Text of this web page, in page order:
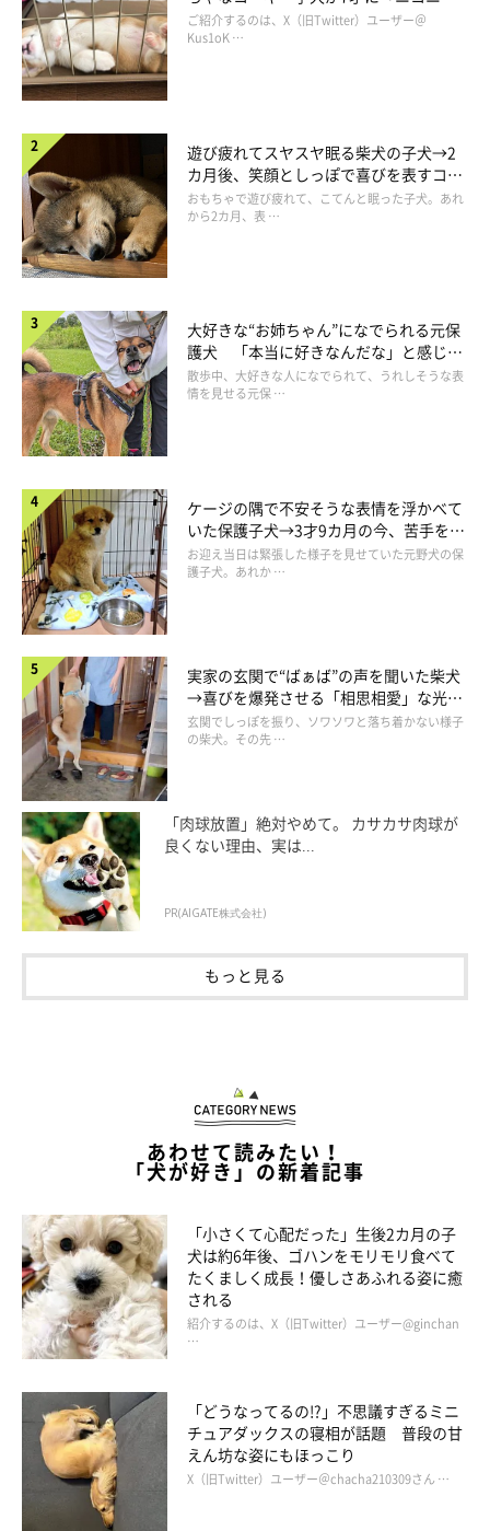
様子。
@charles.0531
ケージの中でリラックスして寝ていた、シャルルくん。飼い主さ
んは「ただボール遊びで体力を使い果たしてしまい、疲労感でい
っぱいだっただけかも（笑）」
シャルルくんの姿を見てほっこりした気持ちになったようです。
@charles.0531
現在、生後5カ月（取材時）のシャルルくん。先ほど紹介したエ
コ“コーギースマイル”が魅力のコに成
長！
ご紹介するのは、X（旧Twitter）ユーザー＠
Kus1oK …
遊び疲れてスヤスヤ眠る柴犬の子犬→2
カ月後、笑顔としっぽで喜びを表すコに
成長！
おもちゃで遊び疲れて、こてんと眠った子犬。あれ
から2カ月、表 …
大好きな“お姉ちゃん”になでられる元保
護犬 「本当に好きなんだな」と感じる
表情にほっこり
散歩中、大好きな人になでられて、うれしそうな表
情を見せる元保 …
ケージの隅で不安そうな表情を浮かべて
いた保護子犬→3才9カ月の今、苦手を克
服し頼もしいコに成長！
お迎え当日は緊張した様子を見せていた元野犬の保
護子犬。あれか …
実家の玄関で“ばぁば”の声を聞いた柴犬
→喜びを爆発させる「相思相愛」な光景
にほっこり
玄関でしっぽを振り、ソワソワと落ち着かない様子
の柴犬。その先 …
「肉球放置」絶対やめて。 カサカサ肉球が
良くない理由、実は...
PR(AIGATE株式会社)
もっと見る
あわせて読みたい！
「犬が好き」の新着記事
「小さくて心配だった」生後2カ月の子
犬は約6年後、ゴハンをモリモリ食べて
たくましく成長！優しさあふれる姿に癒
される
紹介するのは、X（旧Twitter）ユーザー@ginchan
…
「どうなってるの!?」不思議すぎるミニ
チュアダックスの寝相が話題 普段の甘
えん坊な姿にもほっこり
X（旧Twitter）ユーザー＠chacha210309さん …